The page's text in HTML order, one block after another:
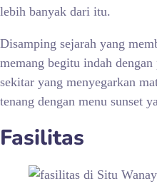
lebih banyak dari itu.
Disamping sejarah yang
memang begitu indah
sekitar yang menyegarkan
tenang dengan menu sunset
Fasilitas